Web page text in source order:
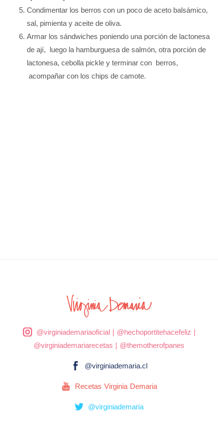
Condimentar los berros con un poco de aceto balsámico,
sal, pimienta y aceite de oliva.
Armar los sándwiches poniendo una porción de lactonesa
de ají, luego la hamburguesa de salmón, otra porción de
lactonesa, cebolla pickle y terminar con berros,
acompañar con los chips de camote.
@virginiademariaoficial| @hechoportitehacefeliz |
@virginiademariarecetas | @themotherofpanes
@virginiademaria.cl
Recetas Virginia Demaria
@virginiademaria